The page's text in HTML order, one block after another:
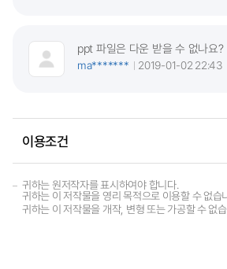
ppt 파일은 다운 받을 수 없나요?
ma*******
2019-01-02 22:43
이용조건
귀하는 원저작자를 표시하여야 합니다.
귀하는 이 저작물을 영리 목적으로 이용할 수 없습
귀하는 이 저작물을 개작, 변형 또는 가공할 수 없